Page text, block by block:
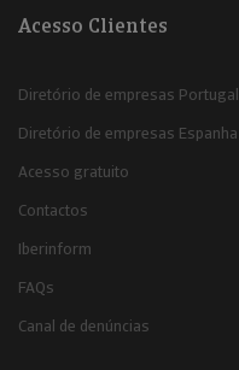
Acesso Clientes
Diretório de empresas Portugal
Diretório de empresas Espanha
Acesso gratuito
Contactos
Iberinform
FAQs
Canal de denúncias